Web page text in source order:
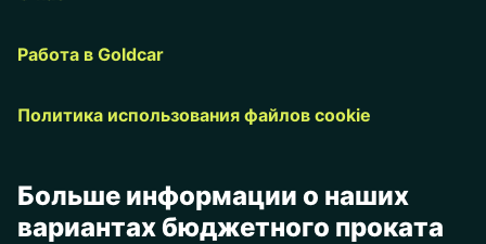
Работа в Goldcar
Политика использования файлов cookie
Больше информации о наших
вариантах бюджетного проката